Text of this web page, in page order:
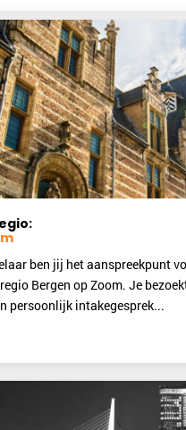
ben jij het aanspreekpunt
Bergen op Zoom. Je
persoonlijk intakegesprek...